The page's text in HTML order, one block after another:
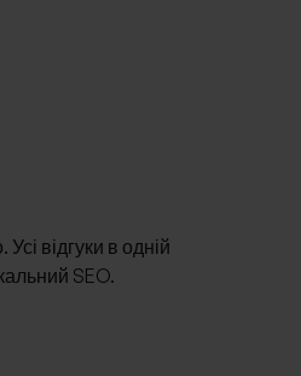
відгуки в одній
SEO.